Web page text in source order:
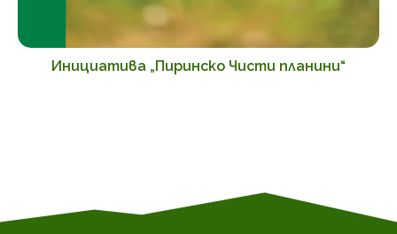
Инициатива „Пиринско Чисти планини“